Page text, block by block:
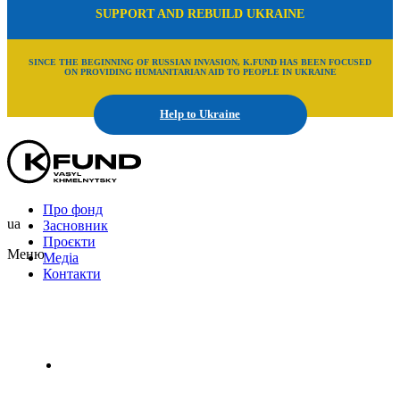
SUPPORT AND REBUILD UKRAINE
SINCE THE BEGINNING OF RUSSIAN INVASION, K.FUND HAS BEEN FOCUSED
ON PROVIDING HUMANITARIAN AID TO PEOPLE IN UKRAINE
Help to Ukraine
Про фонд
Засновник
Проєкти
Медіа
Контакти
ua
Меню